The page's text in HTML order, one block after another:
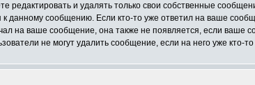
и удалять только свои собственные
к данному сообщению. Если кто-то уже ответил на ваше
на ваше сообщение, она также не появляется, если ваше
не могут удалить сообщение, если на него уже кто-то